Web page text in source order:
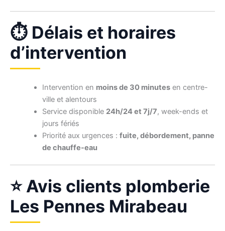
⏱️ Délais et horaires
d’intervention
Intervention en moins de 30 minutesen centre-
ville et alentours
Service disponible 24h/24 et 7j/7, week-ends et
jours fériés
Priorité aux urgences : fuite, débordement, panne
de chauffe-eau
⭐ Avis clients plomberie
Les Pennes Mirabeau